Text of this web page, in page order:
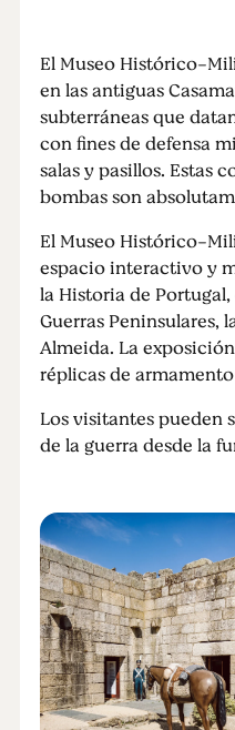
El Museo Histórico-
en las antiguas
subterráneas que
con fines de defensa
salas y pasillos. Estas
bombas son
El Museo Histórico-
espacio interactivo y
la Historia de
Guerras Peninsulares,
Almeida. La
réplicas de
Los visitantes pueden
de la guerra desde la